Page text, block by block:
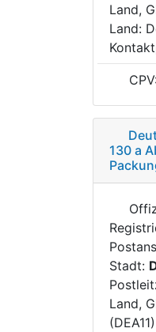
Land,
Land:
130 a
Stadt:
Land,
(DEA11)